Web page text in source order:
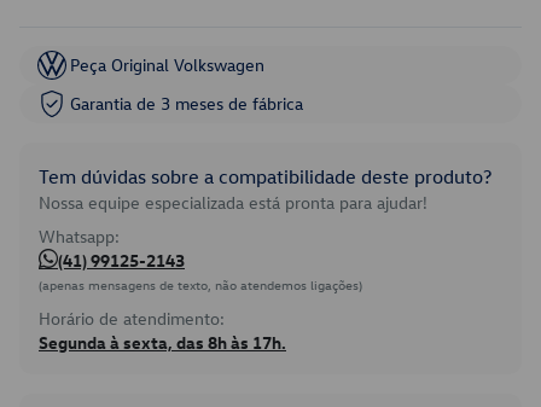
Peça Original Volkswagen
Garantia de 3 meses de fábrica
Tem dúvidas sobre a compatibilidade deste produto?
Nossa equipe especializada está pronta para ajudar!
Whatsapp:
(41) 99125-2143
(apenas mensagens de texto, não atendemos ligações)
Horário de atendimento:
Segunda à sexta, das 8h às 17h.